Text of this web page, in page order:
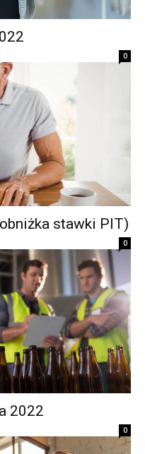
0
stawki PIT)
0
2022
0